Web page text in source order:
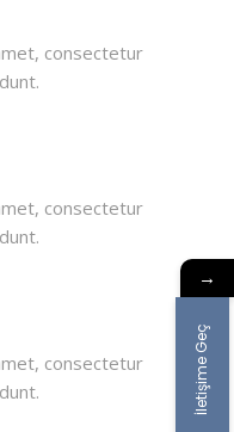
consectetur
consectetur
consectetur
→
İletişime Geç